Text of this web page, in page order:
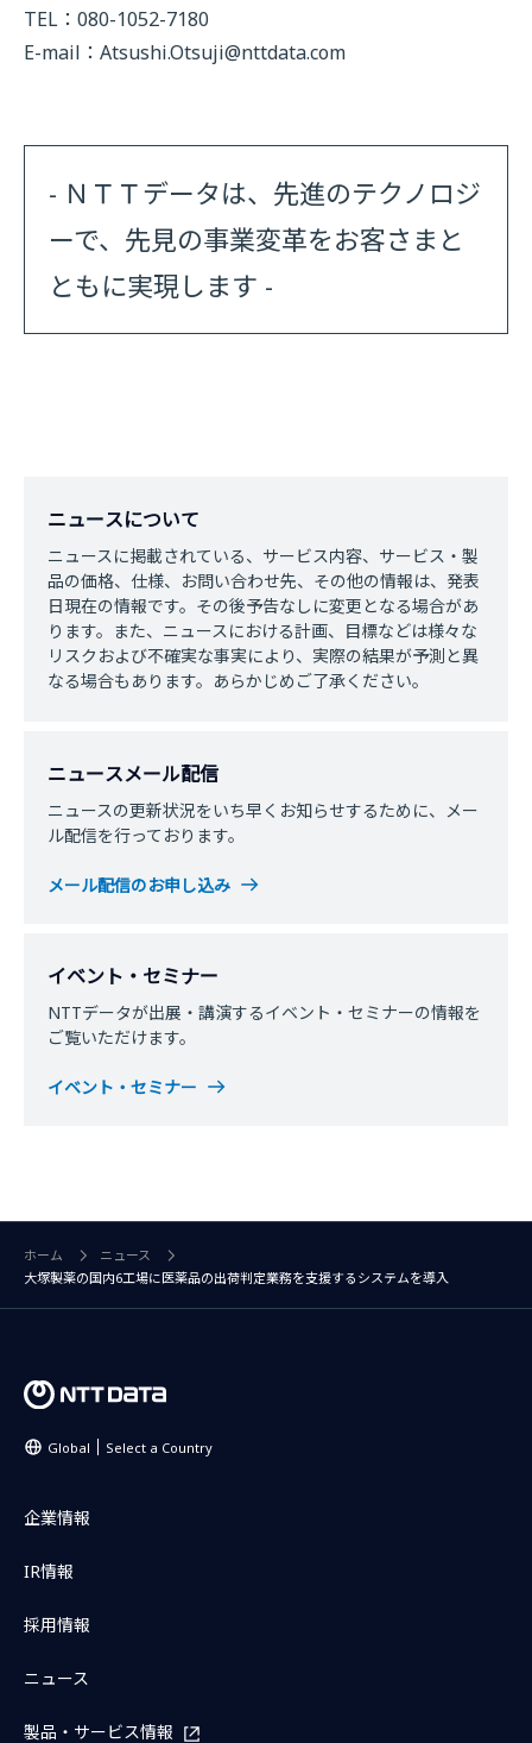
TEL：080-1052-7180
E-mail： Atsushi.Otsuji@nttdata.com
- ＮＴＴデータは、先進のテクノロジ
ーで、先見の事業変革をお客さまと
ともに実現します -
ニュースについて
ニュースに掲載されている、サービス内容、サービス・製
品の価格、仕様、お問い合わせ先、その他の情報は、発表
日現在の情報です。その後予告なしに変更となる場合があ
ります。また、ニュースにおける計画、目標などは様々な
リスクおよび不確実な事実により、実際の結果が予測と異
なる場合もあります。あらかじめご了承ください。
ニュースメール配信
ニュースの更新状況をいち早くお知らせするために、メー
ル配信を行っております。
メール配信のお申し込み
イベント・セミナー
NTTデータが出展・講演するイベント・セミナーの情報を
ご覧いただけます。
イベント・セミナー
ホーム
ニュース
大塚製薬の国内6工場に医薬品の出荷判定業務を支援するシステムを導入
Global Select a Country
企業情報
IR情報
採用情報
ニュース
製品・サービス情報